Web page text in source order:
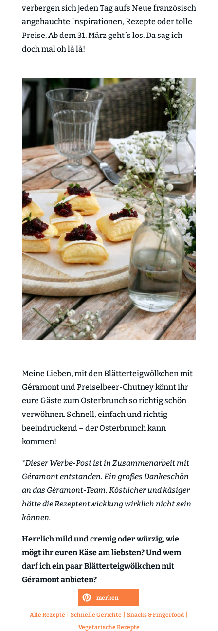
verbergen sich jeden Tag aufs Neue französisch
angehauchte Inspirationen, Rezepte oder tolle
Preise. Ab dem 31. März geht´s los. Da sag ich
doch mal oh là là!
Meine Lieben, mit den Blätterteigwölkchen mit
Géramont und Preiselbeer-Chutney könnt ihr
eure Gäste zum Osterbrunch so richtig schön
verwöhnen. Schnell, einfach und richtig
beeindruckend – der Osterbrunch kann
kommen!
*Dieser Werbe-Post ist in Zusammenarbeit mit
Géramont entstanden. Ein großes Dankeschön
an das Géramont-Team. Köstlicher und käsiger
hätte die Rezeptentwicklung wirklich nicht sein
können.
Herrlich mild und cremig oder würzig, wie
mögt ihr euren Käse am liebsten? Und wem
darf ich ein paar Blätterteigwölkchen mit
Géramont anbieten?
merken
Alle Rezepte |Schnelle Gerichte |Snacks & Fingerfood
Vegetarische Rezepte